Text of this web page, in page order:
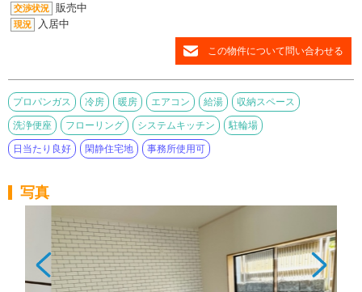
交渉状況 販売中
現況 入居中
この物件について問い合わせる
プロパンガス 冷房 暖房 エアコン 給湯 収納スペース
洗浄便座 フローリング システムキッチン 駐輪場
日当たり良好 閑静住宅地 事務所使用可
写真